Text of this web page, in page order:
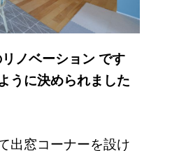
ノベーション です
うに決められました
出窓コーナーを設け